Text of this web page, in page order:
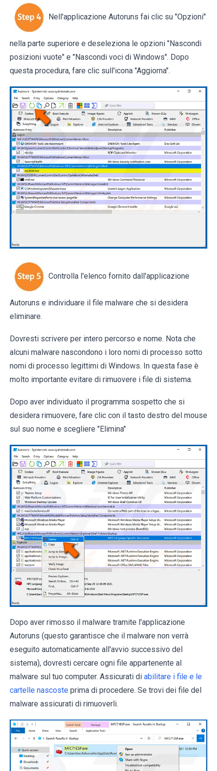
Nell'applicazione Autoruns fai clic su "Opzioni"
nella parte superiore e deseleziona le opzioni "Nascondi
posizioni vuote" e "Nascondi voci di Windows". Dopo
questa procedura, fare clic sull'icona "Aggiorna".
Controlla l'elenco fornito dall'applicazione
Autoruns e individuare il file malware che si desidera
eliminare.
Dovresti scrivere per intero percorso e nome. Nota che
alcuni malware nascondono i loro nomi di processo sotto
nomi di processo legittimi di Windows. In questa fase è
molto importante evitare di rimuovere i file di sistema.
Dopo aver individuato il programma sospetto che si
desidera rimuovere, fare clic con il tasto destro del mouse
sul suo nome e scegliere "Elimina"
Dopo aver rimosso il malware tramite l'applicazione
Autoruns (questo garantisce che il malware non verrà
eseguito automaticamente all'avvio successivo del
sistema), dovresti cercare ogni file appartenente al
malware sul tuo computer. Assicurati di abilitare i file e le
cartelle nascoste prima di procedere. Se trovi dei file del
malware assicurati di rimuoverli.